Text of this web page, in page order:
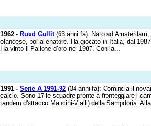
1962 - Ruud Gullit(63 anni fa): Nato ad
olandese, poi allenatore. Ha giocato in Italia, dal
Ha vinto il Pallone d’oro nel 1987. Con la...
1991 - Serie A 1991-92 (34 anni fa): Comincia il
calcio. Sono 17 le squadre pronte a fronteggiare i
tandem d'attacco Mancini-Vialli) della Sampdoria.